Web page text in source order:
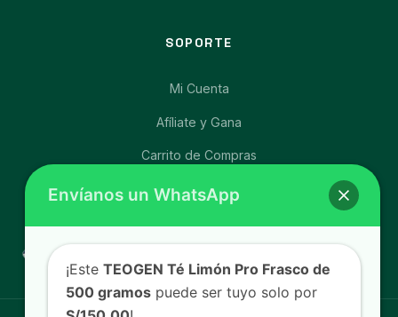
SOPORTE
Mi Cuenta
Afíliate y Gana
Carrito de Compras
Libro de Reclamaciones
Envíanos un WhatsApp
¡Este TEOGEN Té Limón Pro Frasco de
500 gramos puede ser tuyo solo por